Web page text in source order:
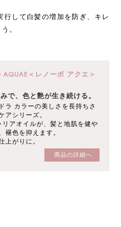
行して白髪の増加を防ぎ、キレ
。
AQUAE＜レノーボ アクエ＞
で、色と艶が生き続ける。
ラ カラーの美しさを長持ちさ
アシリーズ。
リアオイルが、髪と地肌を健や
褪色を抑えます。
上がりに。
商品の詳細へ